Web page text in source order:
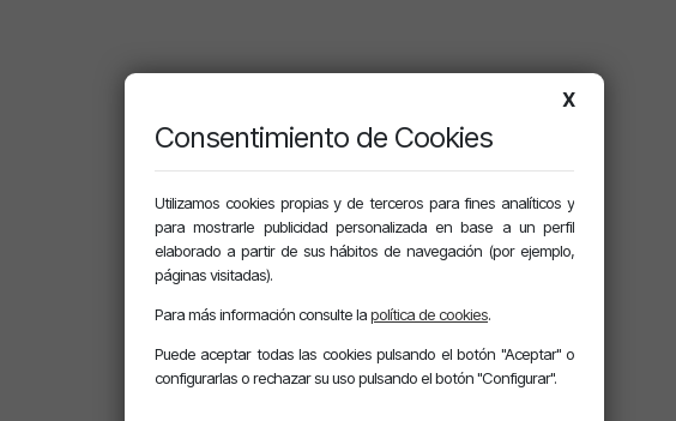
X
Consentimiento de Cookies
Utilizamos cookies propias y de terceros para fines analíticos y
para mostrarle publicidad personalizada en base a un perfil
elaborado a partir de sus hábitos de navegación (por ejemplo,
páginas visitadas).
Para más información consulte lapolítica de cookies.
Puede aceptar todas las cookies pulsando el botón "Aceptar" o
configurarlas o rechazar su uso pulsando el botón "Configurar".